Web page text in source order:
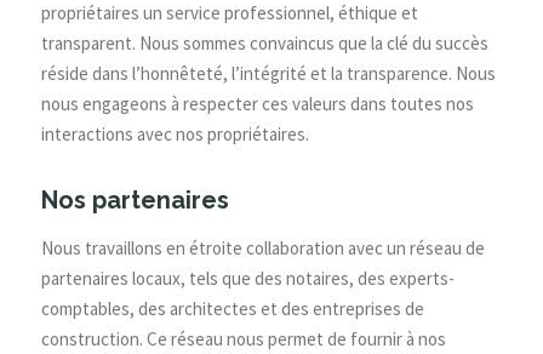
propriétaires un service professionnel, éthique et
transparent. Nous sommes convaincus que la clé du succès
réside dans l’honnêteté, l’intégrité et la transparence. Nous
nous engageons à respecter ces valeurs dans toutes nos
interactions avec nos propriétaires.
Nos partenaires
Nous travaillons en étroite collaboration avec un réseau de
partenaires locaux, tels que des notaires, des experts-
comptables, des architectes et des entreprises de
construction. Ce réseau nous permet de fournir à nos